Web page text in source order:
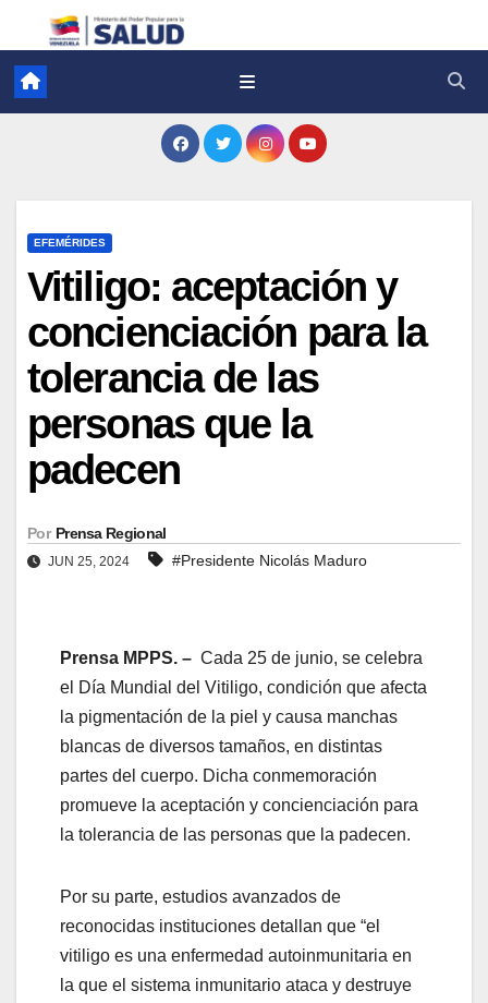
EFEMÉRIDES
Vitiligo: aceptación y
concienciación para la
tolerancia de las
personas que la
padecen
Por Prensa Regional
JUN 25, 2024 #Presidente Nicolás Maduro
Prensa MPPS. – Cada 25 de junio, se celebra
el Día Mundial del Vitiligo, condición que afecta
la pigmentación de la piel y causa manchas
blancas de diversos tamaños, en distintas
partes del cuerpo. Dicha conmemoración
promueve la aceptación y concienciación para
la tolerancia de las personas que la padecen.
Por su parte, estudios avanzados de
reconocidas instituciones detallan que “el
vitiligo es una enfermedad autoinmunitaria en
la que el sistema inmunitario ataca y destruye